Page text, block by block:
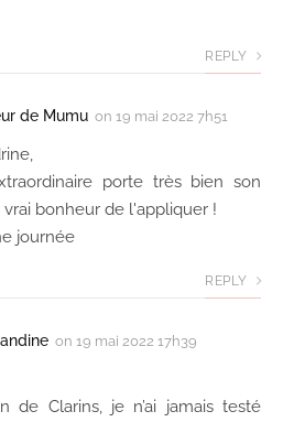
REPLY
de Mumu on 19 mai 2022 7h51
porte très bien son
vrai bonheur de l'appliquer !
journée
REPLY
on 19 mai 2022 17h39
de Clarins, je n’ai jamais testé